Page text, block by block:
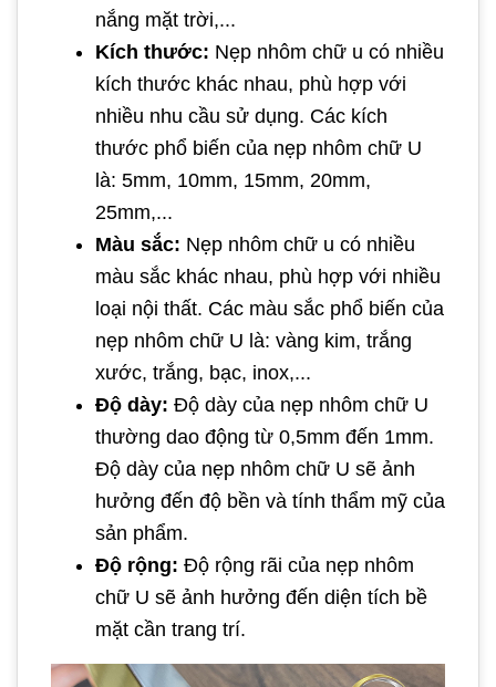
nắng mặt trời,...
Kích thước: Nẹp nhôm chữ u có nhiều
kích thước khác nhau, phù hợp với
nhiều nhu cầu sử dụng. Các kích
thước phổ biến của nẹp nhôm chữ U
là: 5mm, 10mm, 15mm, 20mm,
25mm,...
Màu sắc: Nẹp nhôm chữ u có nhiều
màu sắc khác nhau, phù hợp với nhiều
loại nội thất. Các màu sắc phổ biến của
nẹp nhôm chữ U là: vàng kim, trắng
xước, trắng, bạc, inox,...
Độ dày: Độ dày của nẹp nhôm chữ U
thường dao động từ 0,5mm đến 1mm.
Độ dày của nẹp nhôm chữ U sẽ ảnh
hưởng đến độ bền và tính thẩm mỹ của
sản phẩm.
Độ rộng: Độ rộng rãi của nẹp nhôm
chữ U sẽ ảnh hưởng đến diện tích bề
mặt cần trang trí.